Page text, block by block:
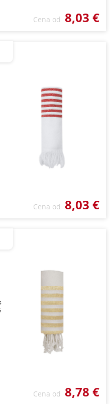
Cena od 8,03 €
Cena od 8,03 €
Cena od 8,78 €